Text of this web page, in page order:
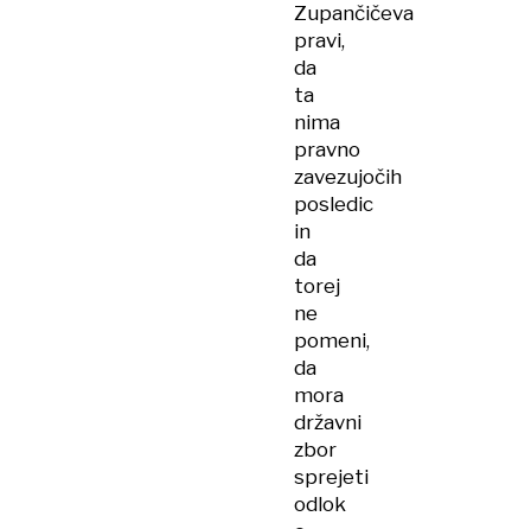
Zupančičeva
pravi,
da
ta
nima
pravno
zavezujočih
posledic
in
da
torej
ne
pomeni,
da
mora
državni
zbor
sprejeti
odlok